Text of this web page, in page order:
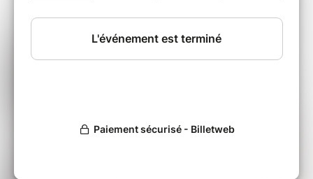
Jazz, classique, électronique pour un mélange
savant : c’est tout l’art de ce trio de fondre les
genres avec une simplicité et une évidence
désarmantes.